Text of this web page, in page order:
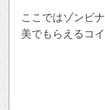
ここではゾンビ
美でもらえるコ